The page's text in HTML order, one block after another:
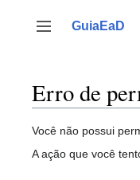
para
Alternar barra
GuiaEaD
Erro de
Você não possui
A ação que você